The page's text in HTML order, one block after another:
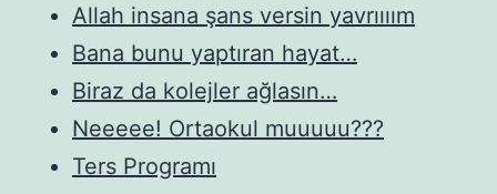
Allah insana şans versin yavrıııım
Bana bunu yaptıran hayat…
Biraz da kolejler ağlasın…
Neeeee! Ortaokul muuuuu???
Ters Programı